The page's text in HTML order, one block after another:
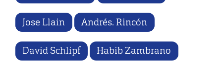
Jose Llain Andrés. Rincón
David Schlipf Habib Zambrano